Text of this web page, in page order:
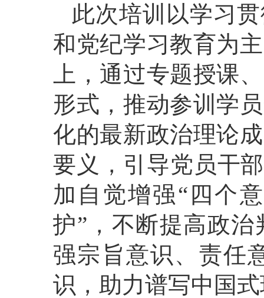
此次培训以学习
和党纪学习教育为
上，通过专题授课
形式，推动参训学
化的最新政治理论
要义，引导党员干
加自觉增强“四个
护”，不断提高政
强宗旨意识、责任
识，助力谱写中国